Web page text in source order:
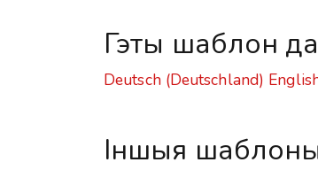
Гэты шаблон
Deutsch (Deutschland)
Іншыя